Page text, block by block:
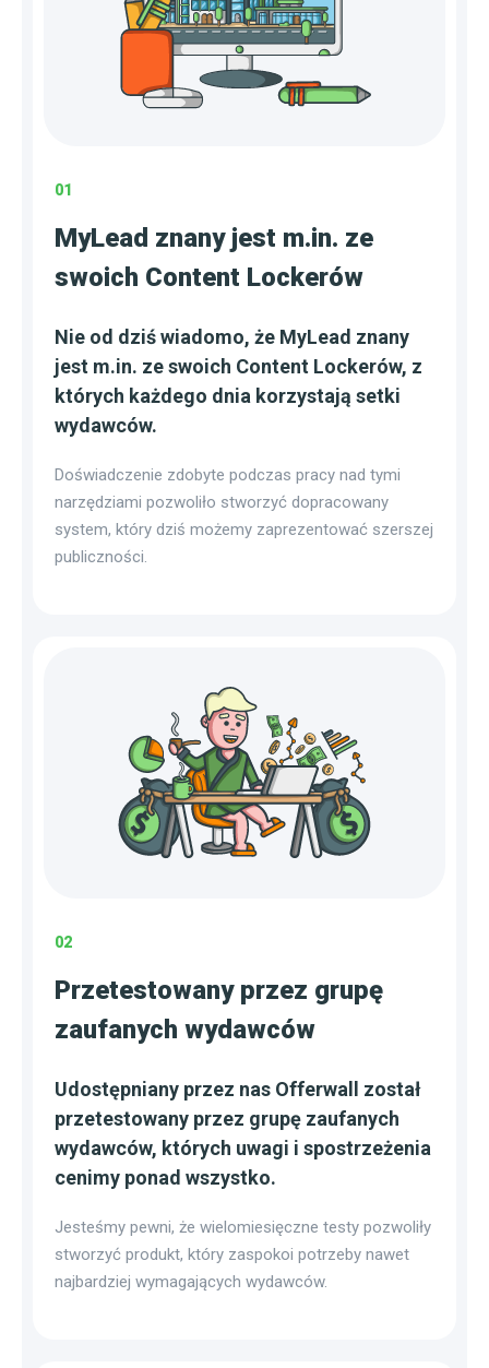
01
MyLead znany jest m.in. ze
swoich Content Lockerów
Nie od dziś wiadomo, że MyLead znany
jest m.in. ze swoich Content Lockerów, z
których każdego dnia korzystają setki
wydawców.
Doświadczenie zdobyte podczas pracy nad tymi
narzędziami pozwoliło stworzyć dopracowany
system, który dziś możemy zaprezentować szerszej
publiczności.
02
Przetestowany przez grupę
zaufanych wydawców
Udostępniany przez nas Offerwall został
przetestowany przez grupę zaufanych
wydawców, których uwagi i spostrzeżenia
cenimy ponad wszystko.
Jesteśmy pewni, że wielomiesięczne testy pozwoliły
stworzyć produkt, który zaspokoi potrzeby nawet
najbardziej wymagających wydawców.